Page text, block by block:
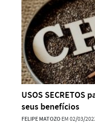
USOS SECRETOS
seus benefícios
FELIPE MATOZOEM 02/03/